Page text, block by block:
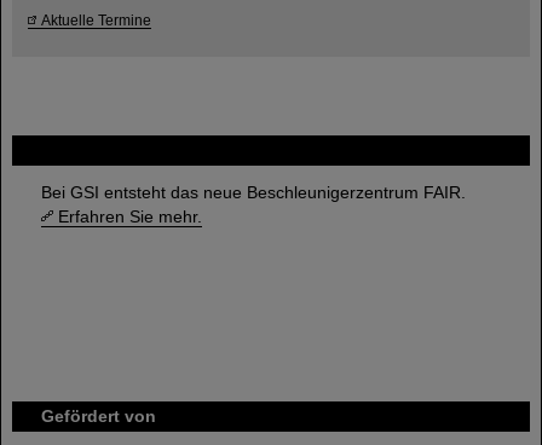
Bei GSI entsteht das neue Beschleunigerzentrum FAIR.
Erfahren Sie mehr.
Gefördert von
Aktuelle Termine